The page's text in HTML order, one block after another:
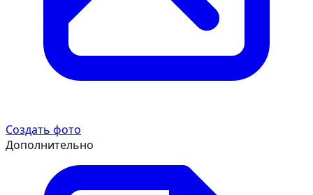
Создать фото
Дополнительно